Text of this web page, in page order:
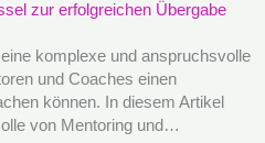
zur erfolgreichen Übergabe
komplexe und anspruchsvolle
und Coaches einen
können. In diesem Artikel
von Mentoring und…